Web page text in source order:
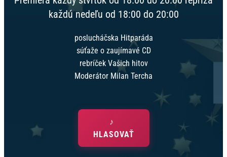
každú nedeľu od 18:00 do 20:00
poslucháčska Hitparáda
súťaže o zaujímavé CD
rebríček Vašich hitov
Moderátor Milan Tercha
HLASOVAŤ